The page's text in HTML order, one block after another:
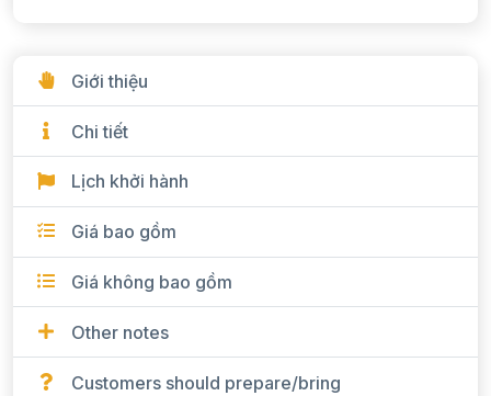
Giới thiệu
Chi tiết
Lịch khởi hành
Giá bao gồm
Giá không bao gồm
Other notes
Customers should prepare/bring